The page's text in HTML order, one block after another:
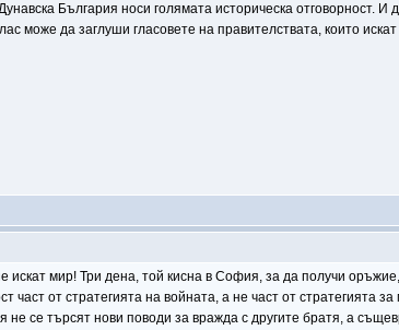
България носи голямата историческа отговорност.
може да заглуши гласовете на правителствата, които
искат мир! Три дена, той кисна в София, за да получи
от стратегията на войната, а не част от стратегията
се търсят нови поводи за вражда с другите братя, а